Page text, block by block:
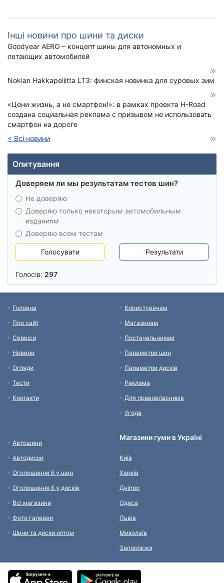
Інші новини про шини та диски
Goodyear AERO – концепт шины для автономных и
летающих автомобилей
Nokian Hakkapeliitta LT3: финская новинка для суровых зим
«Цени жизнь, а не смартфон!»: в рамках проекта H-Road
создана социальная реклама с призывом не использовать
смартфон на дороге
< Всі новини
Опитування
Доверяем ли мы результатам тестов шин?
Не доверяю
Доверяю только некоторым автомобильным
изданиям
Доверяю всем тестам
Голосувати Результати
Голосів: 297
Головна
Про сайт
Сервіси
Новини
Огляди
Тести
Контакти
Користувачам
Магазинам
Постачальникам
Параметри шин
Параметри дисків
Реклама
Для правовласників
Угода
Автошини
Автодиски
Оголошення б у шин
Оголошення б у дисків
Всі магазини
Фото галерея
Шини та диски оптом
Магазини гуми в Україні
Київ
Харків
Дніпро
Одеса
Львів
Миколаїв
Запоріжжя